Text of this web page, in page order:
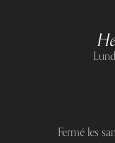
Fermé les